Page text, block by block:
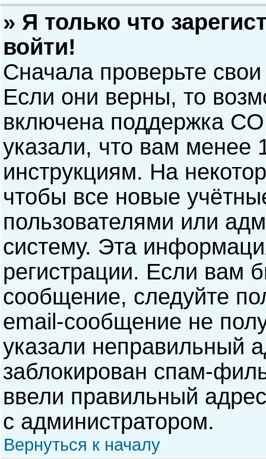
» Я только что
войти!
Сначала проверьте
Если они верны, то
включена поддержка
указали, что вам менее
инструкциям. На
чтобы все новые
пользователями или
систему. Эта
регистрации. Если вам
сообщение, следуйте
email-сообщение не
указали неправильный
заблокирован спам-
ввели правильный
с администратором.
Вернуться к началу